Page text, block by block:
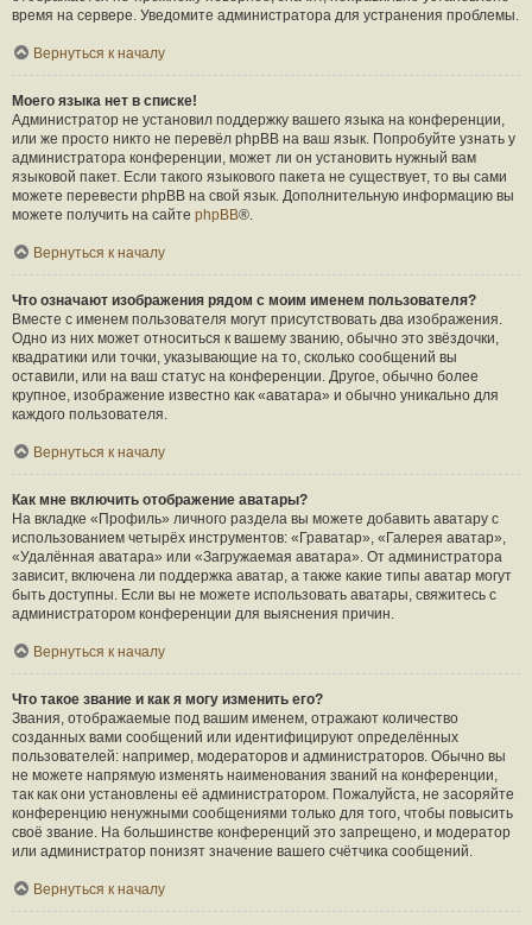
время на сервере. Уведомите администратора для устранения проблемы.
Вернуться к началу
Моего языка нет в списке!
Администратор не установил поддержку вашего языка на конференции,
или же просто никто не перевёл phpBB на ваш язык. Попробуйте узнать у
администратора конференции, может ли он установить нужный вам
языковой пакет. Если такого языкового пакета не существует, то вы сами
можете перевести phpBB на свой язык. Дополнительную информацию вы
можете получить на сайте phpBB®.
Вернуться к началу
Что означают изображения рядом с моим именем пользователя?
Вместе с именем пользователя могут присутствовать два изображения.
Одно из них может относиться к вашему званию, обычно это звёздочки,
квадратики или точки, указывающие на то, сколько сообщений вы
оставили, или на ваш статус на конференции. Другое, обычно более
крупное, изображение известно как «аватара» и обычно уникально для
каждого пользователя.
Вернуться к началу
Как мне включить отображение аватары?
На вкладке «Профиль» личного раздела вы можете добавить аватару с
использованием четырёх инструментов: «Граватар», «Галерея аватар»,
«Удалённая аватара» или «Загружаемая аватара». От администратора
зависит, включена ли поддержка аватар, а также какие типы аватар могут
быть доступны. Если вы не можете использовать аватары, свяжитесь с
администратором конференции для выяснения причин.
Вернуться к началу
Что такое звание и как я могу изменить его?
Звания, отображаемые под вашим именем, отражают количество
созданных вами сообщений или идентифицируют определённых
пользователей: например, модераторов и администраторов. Обычно вы
не можете напрямую изменять наименования званий на конференции,
так как они установлены её администратором. Пожалуйста, не засоряйте
конференцию ненужными сообщениями только для того, чтобы повысить
своё звание. На большинстве конференций это запрещено, и модератор
или администратор понизят значение вашего счётчика сообщений.
Вернуться к началу